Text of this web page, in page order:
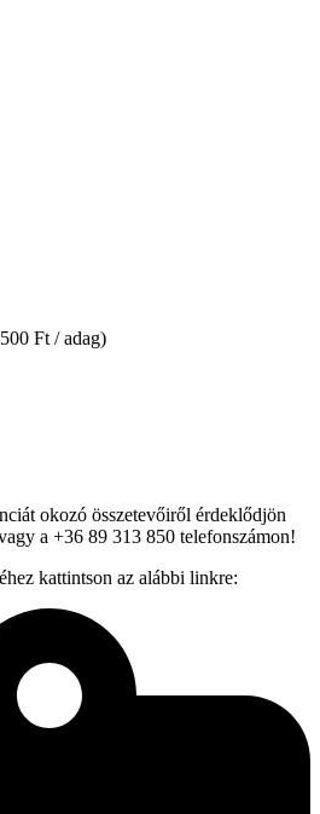
Ft / adag)
okozó összetevőiről érdeklődjön
a +36 89 313 850 telefonszámon!
kattintson az alábbi linkre: